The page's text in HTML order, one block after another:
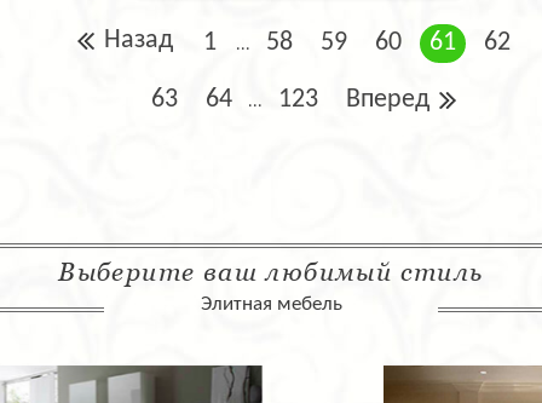
Назад 1 ... 58 59 60 61 62
63 64 ... 123 Вперед
Выберите ваш любимый стиль
Элитная мебель